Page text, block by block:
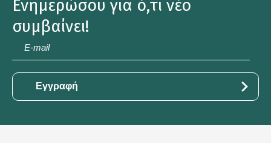
Ενημερώσου για ό,τι νέο
συμβαίνει!